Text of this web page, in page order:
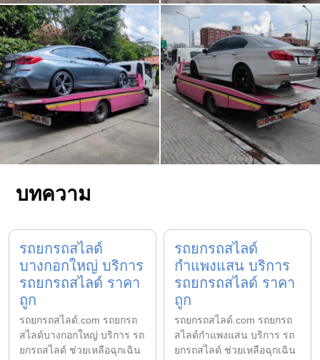
บทความ
รถยกรถสไลด์
บางกอกใหญ่ บริการ
รถยกรถสไลด์ ราคา
ถูก
รถยกรถสไลด์.com รถยกรถ
สไลด์บางกอกใหญ่ บริการ รถ
ยกรถสไลด์ ช่วยเหลือฉุกเฉิน
รถยกรถสไลด์
กำแพงแสน บริการ
รถยกรถสไลด์ ราคา
ถูก
รถยกรถสไลด์.com รถยกรถ
สไลด์กำแพงแสน บริการ รถ
ยกรถสไลด์ ช่วยเหลือฉุกเฉิน